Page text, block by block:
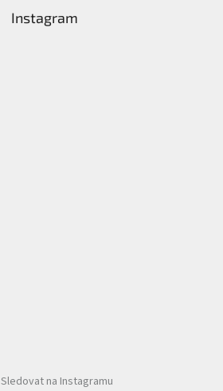
Instagram
Sledovat na Instagramu